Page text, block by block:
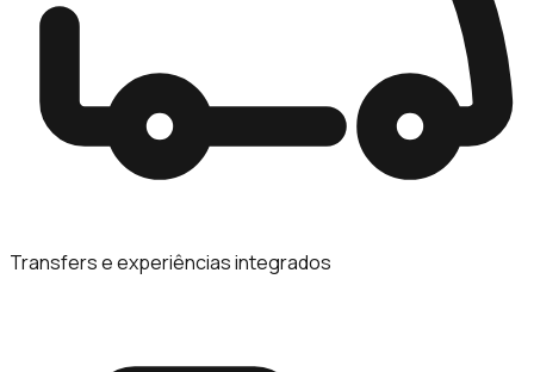
Transfers e experiências integrados